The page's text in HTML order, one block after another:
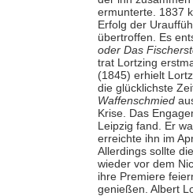
ermunterte. 1837
Erfolg der
übertroffen. Es
oder Das
trat Lortzing
(1845) erhielt
die glücklichste
Waffenschmied
Krise. Das
Leipzig fand. Er
erreichte ihn im
Allerdings sollte
wieder vor dem
ihre Premiere
genießen. Albert